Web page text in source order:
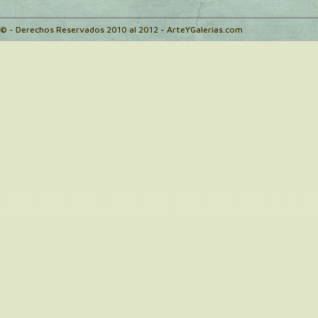
© - Derechos Reservados 2010 al 2012 - ArteYGalerias.com